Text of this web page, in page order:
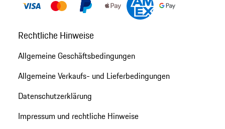
Rechtliche Hinweise
Allgemeine Geschäftsbedingungen
Allgemeine Verkaufs- und Lieferbedingungen
Datenschutzerklärung
Impressum und rechtliche Hinweise